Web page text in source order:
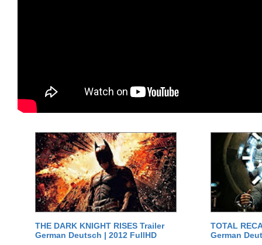
THE DARK KNIGHT RISES Trailer
German Deutsch | 2012 FullHD
TOTAL
German